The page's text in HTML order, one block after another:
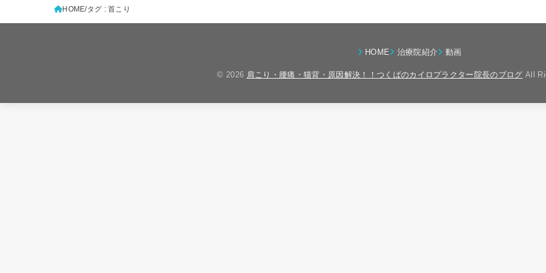
HOME タグ : 首こり
HOME 治療院紹介 動画
© 2026 肩こり・腰痛・猫背・原因解決！！つくばのカイロプラクター院長のブログ All